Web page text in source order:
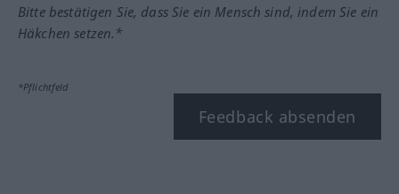
Bitte bestätigen Sie, dass Sie ein Mensch sind, indem Sie ein
Häkchen setzen.*
*Pflichtfeld
Feedback absenden